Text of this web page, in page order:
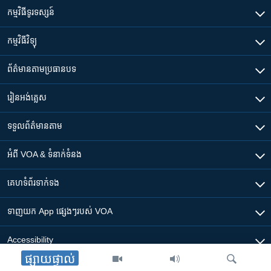
ផ្សាយផ្ទាល់
កម្មវិធី​ទូរទស្សន៍
កម្មវិធី​វិទ្យុ
ព័ត៌មាន​តាមប្រធានបទ​
រៀន​​អង់គ្លេស
ទទួល​ព័ត៌មាន​តាម
អំពី​ VOA & ទំនាក់ទំនង
គេហទំព័រ​​ទាក់ទង
ទាញយក​ App ផ្សេងៗ​របស់​ VOA
Accessibility